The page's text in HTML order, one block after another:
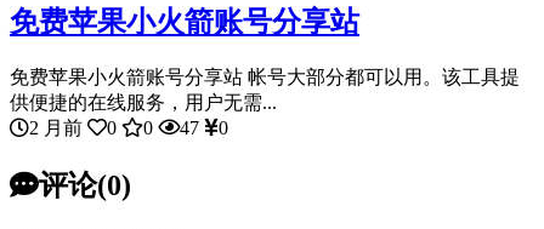
免费苹果小火箭账号分享站
免费苹果小火箭账号分享站 帐号大部分都可以用。该工具提
供便捷的在线服务，用户无需...
2 月前
0 0 47 0
评论(0)